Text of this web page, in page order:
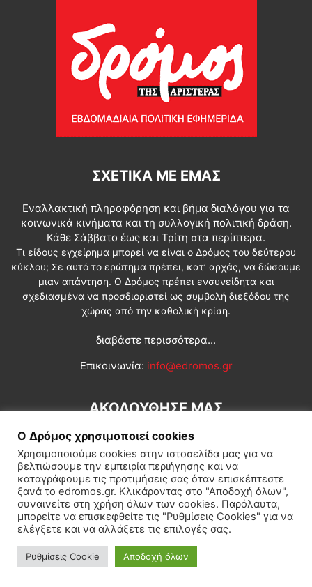
ΣΧΕΤΙΚΆ ΜΕ ΕΜΆΣ
Εναλλακτική πληροφόρηση και βήμα διαλόγου για τα
κοινωνικά κινήματα και τη συλλογική πολιτική δράση.
Κάθε Σάββατο έως και Τρίτη στα περίπτερα.
Τι είδους εγχείρημα μπορεί να είναι ο Δρόμος του δεύτερου
κύκλου; Σε αυτό το ερώτημα πρέπει, κατ’ αρχάς, να δώσουμε
μιαν απάντηση. Ο Δρόμος πρέπει ενσυνείδητα και
σχεδιασμένα να προσδιοριστεί ως συμβολή διεξόδου της
χώρας από την καθολική κρίση.
διαβάστε περισσότερα...
Επικοινωνία: info@edromos.gr
ΑΚΟΛΟΥΘΗΣΕ ΜΑΣ
Εγγραφή συνδρομητή Πολιτική Διεθνή Κοινωνία
Πολιτισμός Αφιερώματα
© Δρόμος της Αριστεράς
Ο Δρόμος χρησιμοποιεί cookies
Χρησιμοποιούμε cookies στην ιστοσελίδα μας για να
βελτιώσουμε την εμπειρία περιήγησης και να
καταγράφουμε τις προτιμήσεις σας όταν επισκέπτεστε
ξανά το edromos.gr. Κλικάροντας στο "Αποδοχή όλων",
συναινείτε στη χρήση όλων των cookies. Παρόλαυτα,
μπορείτε να επισκεφθείτε τις "Ρυθμίσεις Cookies" για να
ελέγξετε και να αλλάξετε τις επιλογές σας.
Ρυθμίσεις Cookie Αποδοχή όλων